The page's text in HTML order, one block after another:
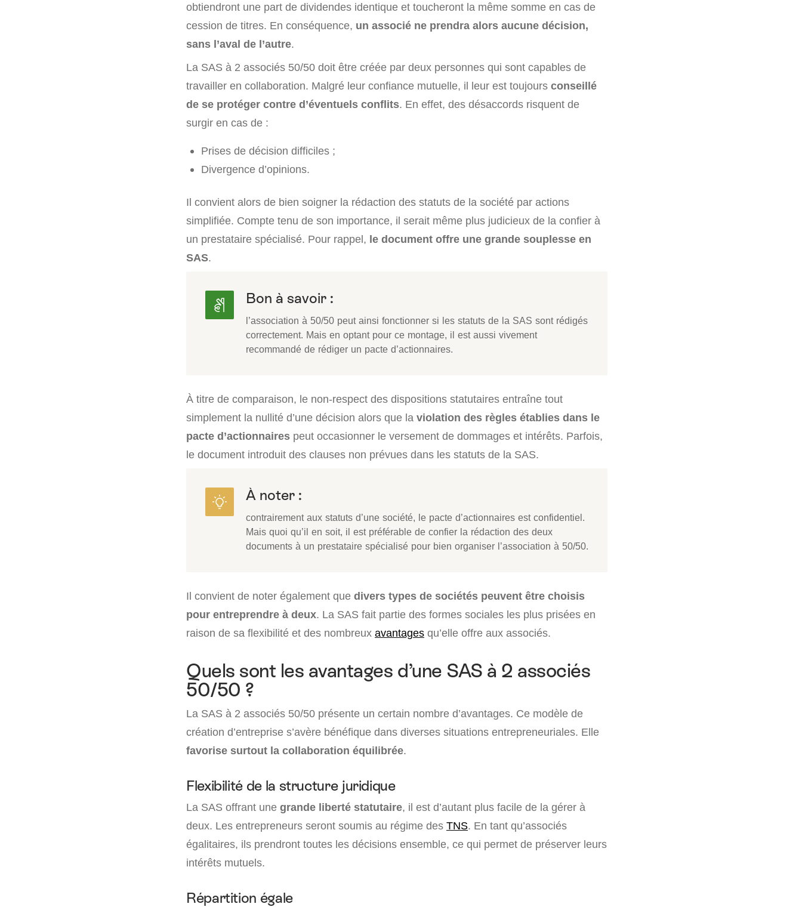
obtiendront une part de dividendes identique et toucheront la même somme en cas de
cession de titres. En conséquence, un associé ne prendra alors aucune décision,
sans l’aval de l’autre.
La SAS à 2 associés 50/50 doit être créée par deux personnes qui sont capables de
travailler en collaboration. Malgré leur confiance mutuelle, il leur est toujours conseillé
de se protéger contre d’éventuels conflits. En effet, des désaccords risquent de
surgir en cas de :
Prises de décision difficiles ;
Divergence d’opinions.
Il convient alors de bien soigner la rédaction des statuts de la société par actions
simplifiée. Compte tenu de son importance, il serait même plus judicieux de la confier à
un prestataire spécialisé. Pour rappel, le document offre une grande souplesse en
SAS.
Bon à savoir :
l’association à 50/50 peut ainsi fonctionner si les statuts de la SAS sont rédigés
correctement. Mais en optant pour ce montage, il est aussi vivement
recommandé de rédiger un pacte d’actionnaires.
À titre de comparaison, le non-respect des dispositions statutaires entraîne tout
simplement la nullité d’une décision alors que la violation des règles établies dans le
pacte d’actionnaires peut occasionner le versement de dommages et intérêts. Parfois,
le document introduit des clauses non prévues dans les statuts de la SAS.
À noter :
contrairement aux statuts d’une société, le pacte d’actionnaires est confidentiel.
Mais quoi qu’il en soit, il est préférable de confier la rédaction des deux
documents à un prestataire spécialisé pour bien organiser l’association à 50/50.
Il convient de noter également que divers types de sociétés peuvent être choisis
pour entreprendre à deux. La SAS fait partie des formes sociales les plus prisées en
raison de sa flexibilité et des nombreux avantages qu’elle offre aux associés.
Quels sont les avantages d’une SAS à 2 associés
50/50 ?
La SAS à 2 associés 50/50 présente un certain nombre d’avantages. Ce modèle de
création d’entreprise s’avère bénéfique dans diverses situations entrepreneuriales. Elle
favorise surtout la collaboration équilibrée.
Flexibilité de la structure juridique
La SAS offrant une grande liberté statutaire, il est d’autant plus facile de la gérer à
deux. Les entrepreneurs seront soumis au régime des TNS. En tant qu’associés
égalitaires, ils prendront toutes les décisions ensemble, ce qui permet de préserver leurs
intérêts mutuels.
Répartition égale